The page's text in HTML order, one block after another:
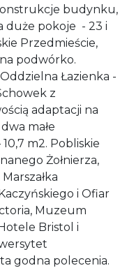
budynku,
duże pokoje - 23 i
Przedmieście,
podwórko.
Łazienka -
z
adaptacji na
małe
m2. Pobliskie
Żołnierza,
i Ofiar
Muzeum
Bristol i
godna polecenia.